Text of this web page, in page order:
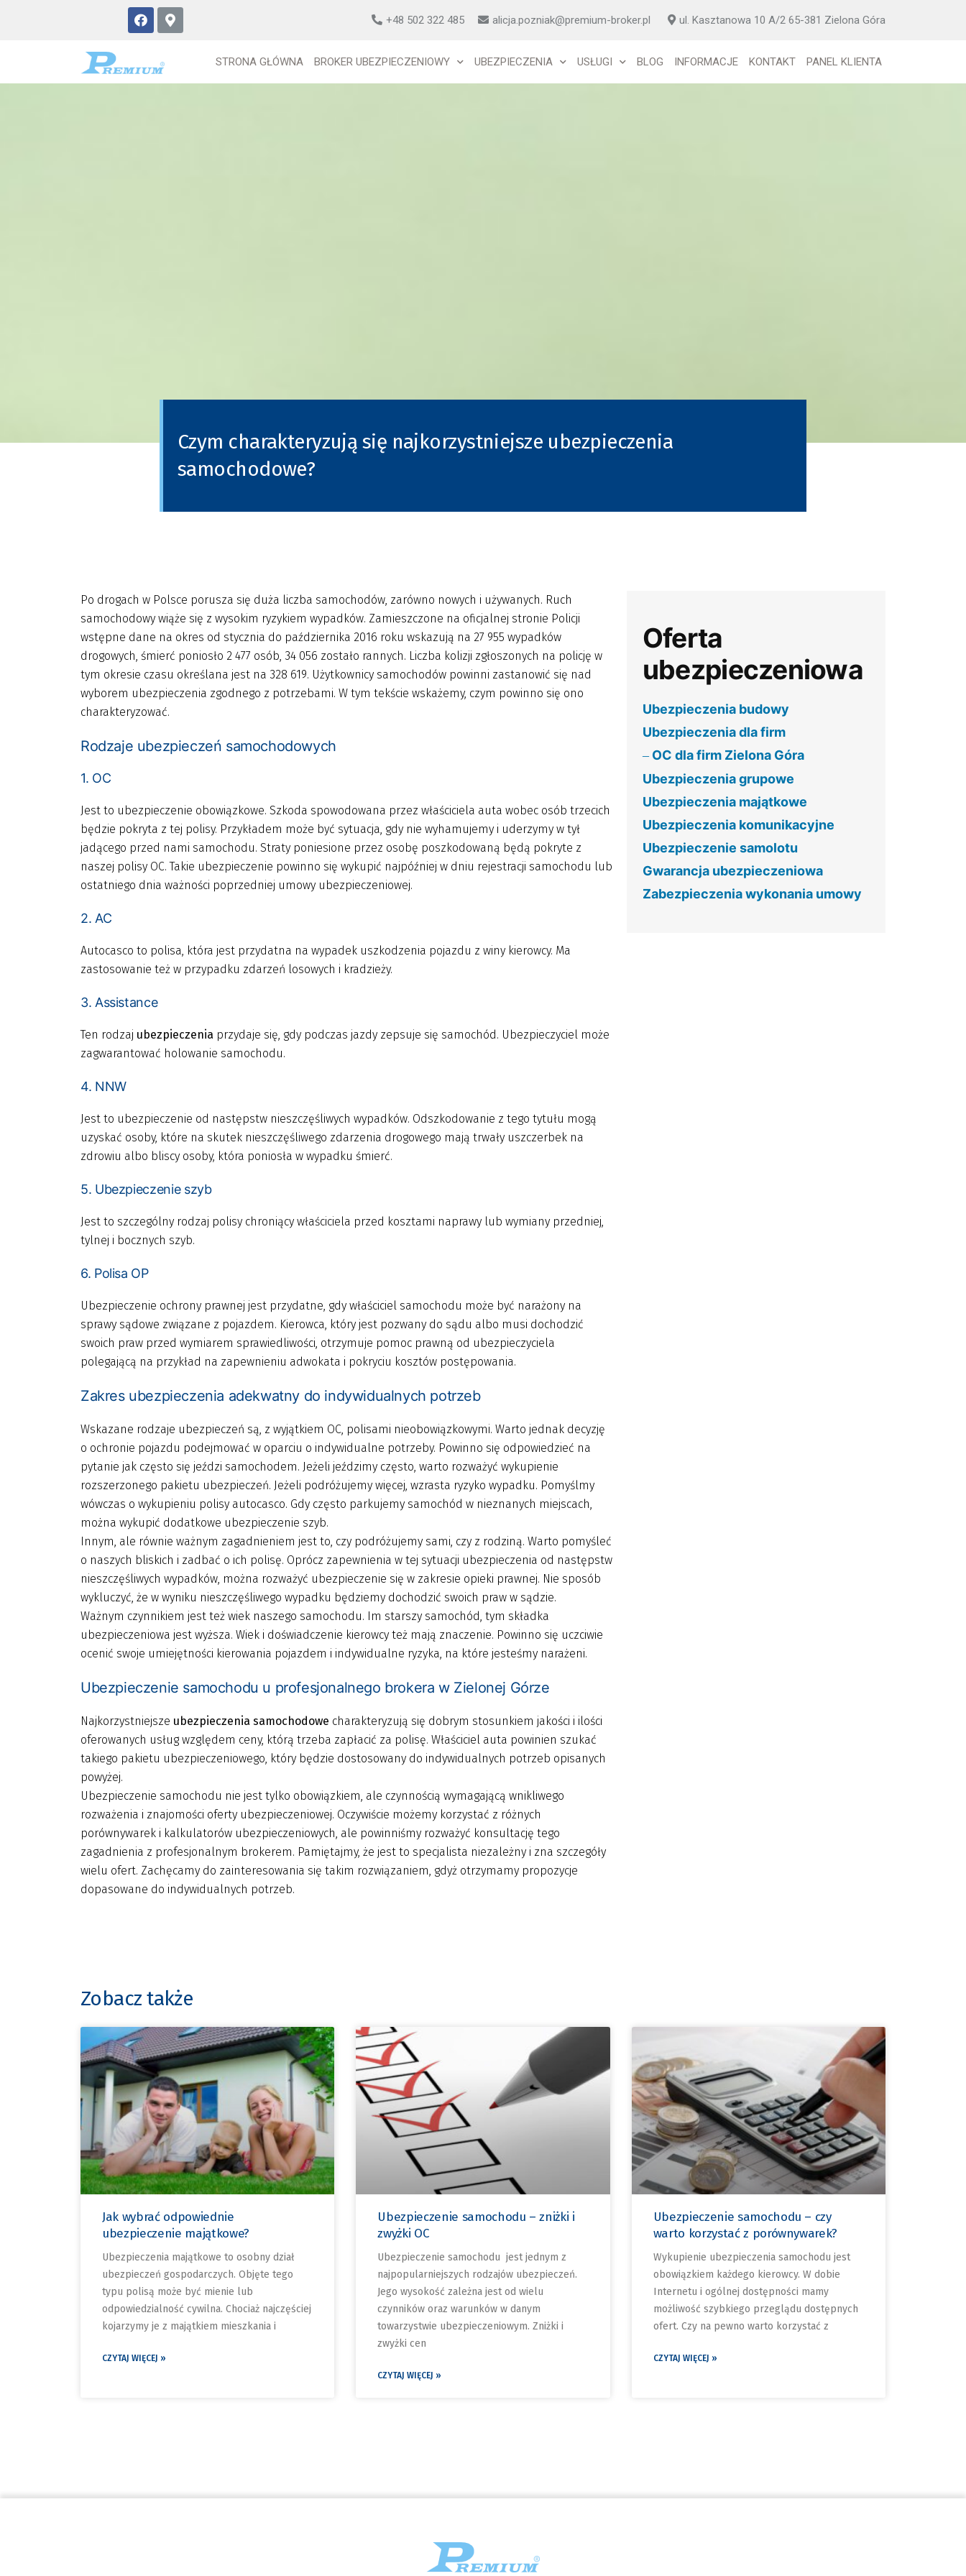
+48 502 322 485 alicja.pozniak@premium-broker.pl ul. Kasztanowa 10 A/2 65-381 Zielona Góra
STRONA GŁÓWNA BROKER UBEZPIECZENIOWY UBEZPIECZENIA USŁUGI BLOG INFORMACJE KONTAKT PANEL KLIENTA
Czym charakteryzują się najkorzystniejsze ubezpieczenia
samochodowe?
Po drogach w Polsce porusza się duża liczba samochodów, zarówno nowych i używanych. Ruch
samochodowy wiąże się z wysokim ryzykiem wypadków. Zamieszczone na oficjalnej stronie Policji
wstępne dane na okres od stycznia do października 2016 roku wskazują na 27 955 wypadków
drogowych, śmierć poniosło 2 477 osób, 34 056 zostało rannych. Liczba kolizji zgłoszonych na policję w
tym okresie czasu określana jest na 328 619. Użytkownicy samochodów powinni zastanowić się nad
wyborem ubezpieczenia zgodnego z potrzebami. W tym tekście wskażemy, czym powinno się ono
charakteryzować.
Rodzaje ubezpieczeń samochodowych
1. OC
Jest to ubezpieczenie obowiązkowe. Szkoda spowodowana przez właściciela auta wobec osób trzecich
będzie pokryta z tej polisy. Przykładem może być sytuacja, gdy nie wyhamujemy i uderzymy w tył
jadącego przed nami samochodu. Straty poniesione przez osobę poszkodowaną będą pokryte z
naszej polisy OC. Takie ubezpieczenie powinno się wykupić najpóźniej w dniu rejestracji samochodu lub
ostatniego dnia ważności poprzedniej umowy ubezpieczeniowej.
2. AC
Autocasco to polisa, która jest przydatna na wypadek uszkodzenia pojazdu z winy kierowcy. Ma
zastosowanie też w przypadku zdarzeń losowych i kradzieży.
3. Assistance
Ten rodzaj ubezpieczenia przydaje się, gdy podczas jazdy zepsuje się samochód. Ubezpieczyciel może
zagwarantować holowanie samochodu.
4. NNW
Jest to ubezpieczenie od następstw nieszczęśliwych wypadków. Odszkodowanie z tego tytułu mogą
uzyskać osoby, które na skutek nieszczęśliwego zdarzenia drogowego mają trwały uszczerbek na
zdrowiu albo bliscy osoby, która poniosła w wypadku śmierć.
5. Ubezpieczenie szyb
Jest to szczególny rodzaj polisy chroniący właściciela przed kosztami naprawy lub wymiany przedniej,
tylnej i bocznych szyb.
6. Polisa OP
Ubezpieczenie ochrony prawnej jest przydatne, gdy właściciel samochodu może być narażony na
sprawy sądowe związane z pojazdem. Kierowca, który jest pozwany do sądu albo musi dochodzić
swoich praw przed wymiarem sprawiedliwości, otrzymuje pomoc prawną od ubezpieczyciela
polegającą na przykład na zapewnieniu adwokata i pokryciu kosztów postępowania.
Zakres ubezpieczenia adekwatny do indywidualnych potrzeb
Wskazane rodzaje ubezpieczeń są, z wyjątkiem OC, polisami nieobowiązkowymi. Warto jednak decyzję
o ochronie pojazdu podejmować w oparciu o indywidualne potrzeby. Powinno się odpowiedzieć na
pytanie jak często się jeździ samochodem. Jeżeli jeździmy często, warto rozważyć wykupienie
rozszerzonego pakietu ubezpieczeń. Jeżeli podróżujemy więcej, wzrasta ryzyko wypadku. Pomyślmy
wówczas o wykupieniu polisy autocasco. Gdy często parkujemy samochód w nieznanych miejscach,
można wykupić dodatkowe ubezpieczenie szyb.
Innym, ale równie ważnym zagadnieniem jest to, czy podróżujemy sami, czy z rodziną. Warto pomyśleć
o naszych bliskich i zadbać o ich polisę. Oprócz zapewnienia w tej sytuacji ubezpieczenia od następstw
nieszczęśliwych wypadków, można rozważyć ubezpieczenie się w zakresie opieki prawnej. Nie sposób
wykluczyć, że w wyniku nieszczęśliwego wypadku będziemy dochodzić swoich praw w sądzie.
Ważnym czynnikiem jest też wiek naszego samochodu. Im starszy samochód, tym składka
ubezpieczeniowa jest wyższa. Wiek i doświadczenie kierowcy też mają znaczenie. Powinno się uczciwie
ocenić swoje umiejętności kierowania pojazdem i indywidualne ryzyka, na które jesteśmy narażeni.
Ubezpieczenie samochodu u profesjonalnego brokera w Zielonej Górze
Najkorzystniejsze ubezpieczenia samochodowe charakteryzują się dobrym stosunkiem jakości i ilości
oferowanych usług względem ceny, którą trzeba zapłacić za polisę. Właściciel auta powinien szukać
takiego pakietu ubezpieczeniowego, który będzie dostosowany do indywidualnych potrzeb opisanych
powyżej.
Ubezpieczenie samochodu nie jest tylko obowiązkiem, ale czynnością wymagającą wnikliwego
rozważenia i znajomości oferty ubezpieczeniowej. Oczywiście możemy korzystać z różnych
porównywarek i kalkulatorów ubezpieczeniowych, ale powinniśmy rozważyć konsultację tego
zagadnienia z profesjonalnym brokerem. Pamiętajmy, że jest to specjalista niezależny i zna szczegóły
wielu ofert. Zachęcamy do zainteresowania się takim rozwiązaniem, gdyż otrzymamy propozycje
dopasowane do indywidualnych potrzeb.
Oferta
ubezpieczeniowa
Ubezpieczenia budowy
Ubezpieczenia dla firm
OC dla firm Zielona Góra
Ubezpieczenia grupowe
Ubezpieczenia majątkowe
Ubezpieczenia komunikacyjne
Ubezpieczenie samolotu
Gwarancja ubezpieczeniowa
Zabezpieczenia wykonania umowy
Zobacz także
Jak wybrać odpowiednie
ubezpieczenie majątkowe?
Ubezpieczenia majątkowe to osobny dział
ubezpieczeń gospodarczych. Objęte tego
typu polisą może być mienie lub
odpowiedzialność cywilna. Chociaż najczęściej
kojarzymy je z majątkiem mieszkania i
CZYTAJ WIĘCEJ »
Ubezpieczenie samochodu – zniżki i
zwyżki OC
Ubezpieczenie samochodu jest jednym z
najpopularniejszych rodzajów ubezpieczeń.
Jego wysokość zależna jest od wielu
czynników oraz warunków w danym
towarzystwie ubezpieczeniowym. Zniżki i
zwyżki cen
CZYTAJ WIĘCEJ »
Ubezpieczenie samochodu – czy
warto korzystać z porównywarek?
Wykupienie ubezpieczenia samochodu jest
obowiązkiem każdego kierowcy. W dobie
Internetu i ogólnej dostępności mamy
możliwość szybkiego przeglądu dostępnych
ofert. Czy na pewno warto korzystać z
CZYTAJ WIĘCEJ »